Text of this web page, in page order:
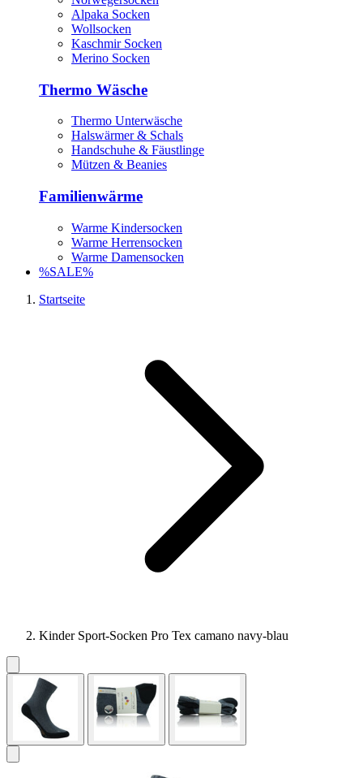
Alpaka Socken
Wollsocken
Kaschmir Socken
Merino Socken
Thermo Wäsche
Thermo Unterwäsche
Halswärmer & Schals
Handschuhe & Fäustlinge
Mützen & Beanies
Familienwärme
Warme Kindersocken
Warme Herrensocken
Warme Damensocken
%SALE%
Startseite
Kinder Sport-Socken Pro Tex camano navy-blau